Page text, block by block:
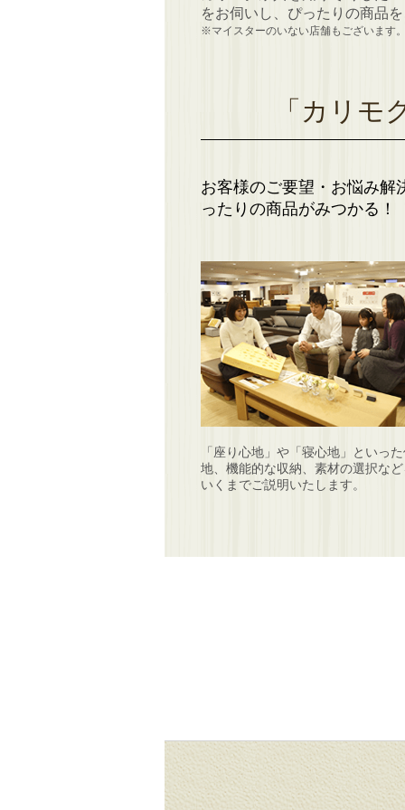
をお伺いし、ぴったりの商品
※マイスターのいない店舗もございます
「カリ
お客様のご要望・お悩み解
ったりの商品がみつかる！
「座り心地」や「寝心地」といっ
地、機能的な収納、素材の選択な
いくまでご説明いたします。